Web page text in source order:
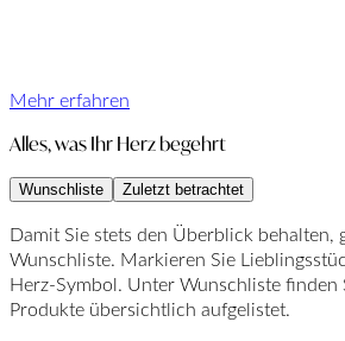
Mehr erfahren
Alles, was Ihr Herz begehrt
Wunschliste Zuletzt betrachtet
Damit Sie stets den Überblick behalten,
Wunschliste. Markieren Sie
Herz-Symbol. Unter Wunschliste finden
Produkte übersichtlich aufgelistet.